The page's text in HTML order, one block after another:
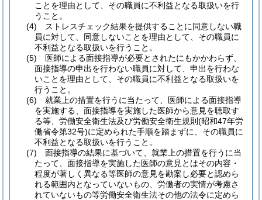
ことを理由として、その職員に不利益となる取扱いを行
うこと。
(4)
ストレスチェック結果を提供することに同意しない職
員に対して、同意しないことを理由として、その職員に
不利益となる取扱いを行うこと。
(5)
医師による面接指導が必要とされたにもかかわらず、
面接指導の申出を行わない職員に対して、申出を行わな
いことを理由として、その職員に不利益となる取扱いを
行うこと。
(6)
就業上の措置を行うに当たって、医師による面接指導
を実施する、面接指導を実施した医師から意見を聴取す
る等、労働安全衛生法及び労働安全衛生規則 (昭和47年労
働省令第32号)に定められた手順を踏まずに、その職員に
不利益となる取扱いを行うこと。
(7)
面接指導の結果に基づいて、就業上の措置を行うに当
たって、面接指導を実施した医師の意見とはその内容・
程度が著しく異なる等医師の意見を勘案し必要と認めら
れる範囲内となっていないもの、労働者の実情が考慮さ
れていないもの等労働安全衛生法その他の法令に定めら